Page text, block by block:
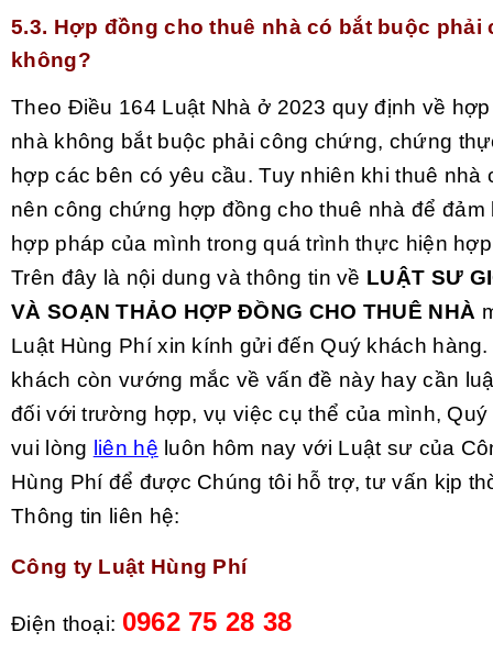
5.3. Hợp đồng cho thuê nhà có bắt buộc phải
không?
Theo Điều 164 Luật Nhà ở 2023 quy định về
nhà không bắt buộc phải công chứng, chứng
hợp các bên có yêu cầu. Tuy nhiên khi thuê nhà
nên công chứng hợp đồng cho thuê nhà để đảm
hợp pháp của mình trong quá trình thực hiện
Trên đây là nội dung và thông tin về LUẬT SƯ
VÀ SOẠN THẢO HỢP ĐỒNG CHO THUÊ NHÀ
Luật Hùng Phí xin kính gửi đến Quý khách
khách còn vướng mắc về vấn đề này hay cần
đối với trường hợp, vụ việc cụ thể của mình,
vui lòng liên hệ luôn hôm nay với Luật sư của
Hùng Phí để được Chúng tôi hỗ trợ, tư vấn kịp
Thông tin liên hệ:
Công ty Luật Hùng Phí
Điện thoại: 0962 75 28 38